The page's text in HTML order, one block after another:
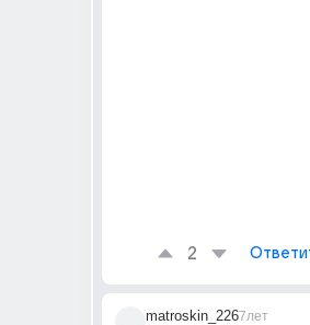
2
matroskin_2267лет